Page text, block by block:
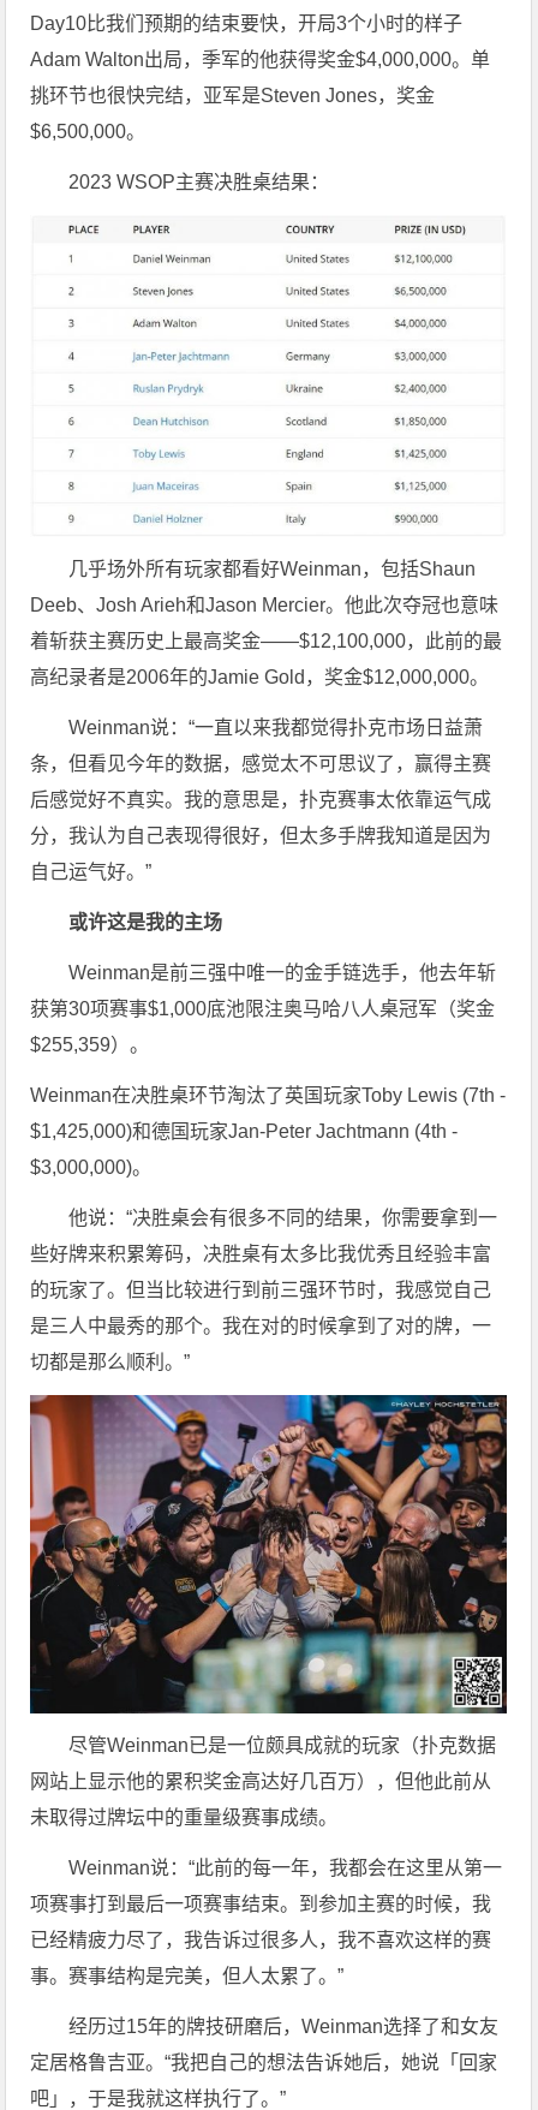
Day10比我们预期的结束要快，开局3个小时的样子
Adam Walton出局，季军的他获得奖金$4,000,000。单
挑环节也很快完结，亚军是Steven Jones，奖金
$6,500,000。
2023 WSOP主赛决胜桌结果：
几乎场外所有玩家都看好Weinman，包括Shaun
Deeb、Josh Arieh和Jason Mercier。他此次夺冠也意味
着斩获主赛历史上最高奖金——$12,100,000，此前的最
高纪录者是2006年的Jamie Gold，奖金$12,000,000。
Weinman说：“一直以来我都觉得扑克市场日益萧
条，但看见今年的数据，感觉太不可思议了，赢得主赛
后感觉好不真实。我的意思是，扑克赛事太依靠运气成
分，我认为自己表现得很好，但太多手牌我知道是因为
自己运气好。”
或许这是我的主场
Weinman是前三强中唯一的金手链选手，他去年斩
获第30项赛事$1,000底池限注奥马哈八人桌冠军（奖金
$255,359）。
Weinman在决胜桌环节淘汰了英国玩家Toby Lewis (7th -
$1,425,000)和德国玩家Jan-Peter Jachtmann (4th -
$3,000,000)。
他说：“决胜桌会有很多不同的结果，你需要拿到一
些好牌来积累筹码，决胜桌有太多比我优秀且经验丰富
的玩家了。但当比较进行到前三强环节时，我感觉自己
是三人中最秀的那个。我在对的时候拿到了对的牌，一
切都是那么顺利。”
尽管Weinman已是一位颇具成就的玩家（扑克数据
网站上显示他的累积奖金高达好几百万），但他此前从
未取得过牌坛中的重量级赛事成绩。
Weinman说：“此前的每一年，我都会在这里从第一
项赛事打到最后一项赛事结束。到参加主赛的时候，我
已经精疲力尽了，我告诉过很多人，我不喜欢这样的赛
事。赛事结构是完美，但人太累了。”
经历过15年的牌技研磨后，Weinman选择了和女友
定居格鲁吉亚。“我把自己的想法告诉她后，她说「回家
吧」，于是我就这样执行了。”